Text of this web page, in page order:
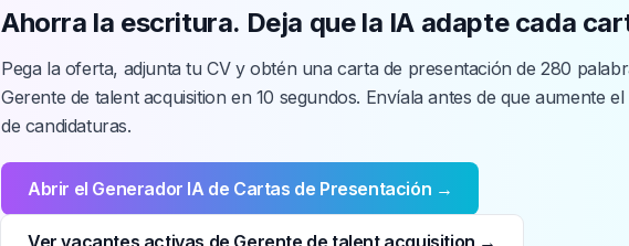
Ahorra la escritura. Deja que la IA adapte cada
Pega la oferta, adjunta tu CV y obtén una carta de presentación de 280
Gerente de talent acquisition en 10 segundos. Envíala antes de que aumente
de candidaturas.
Abrir el Generador IA de Cartas de Presentación →
Ver vacantes activas de Gerente de talent acquisition →